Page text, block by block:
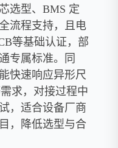
选型、BMS 定
流程支持，且电
等基础认证，部
专属标准。同
快速响应异形尺
求，对接过程中
，适合设备厂商
，降低选型与合